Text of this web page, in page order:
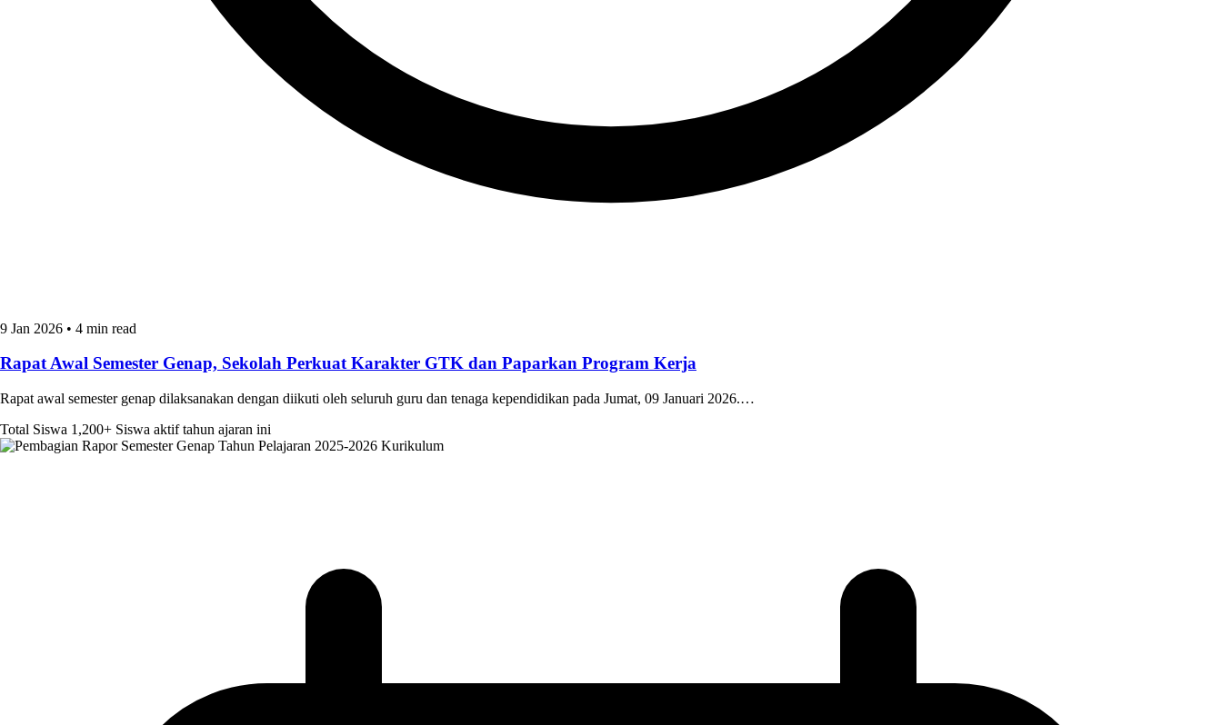
9 Jan 2026 • 4 min read
Rapat Awal Semester Genap, Sekolah Perkuat Karakter GTK dan Paparkan Program Kerja
Rapat awal semester genap dilaksanakan dengan diikuti oleh seluruh guru dan tenaga kependidikan pada Jumat, 09 Januari 2026.…
Total Siswa 1,200+ Siswa aktif tahun ajaran ini
Kurikulum